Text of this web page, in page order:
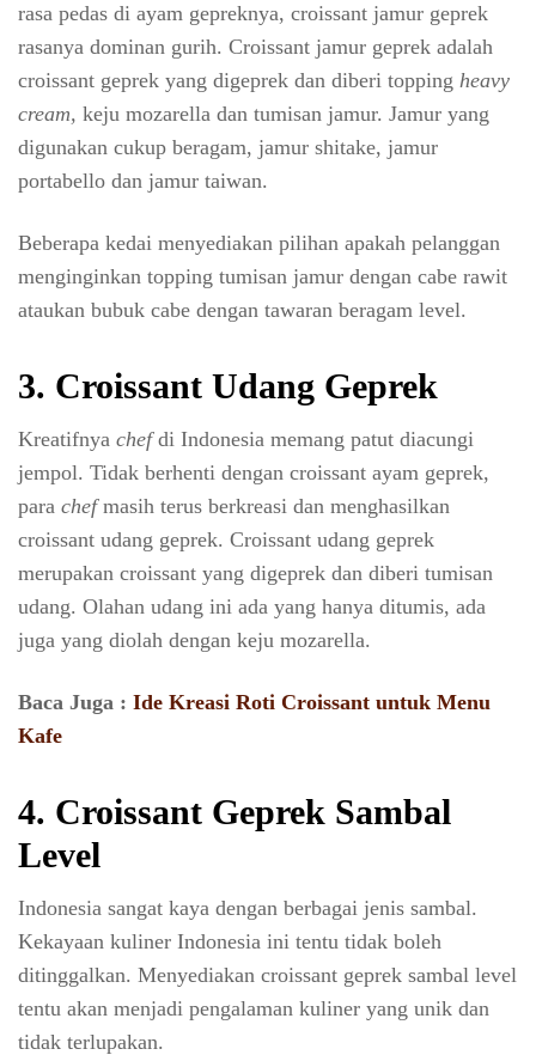
rasa pedas di ayam gepreknya, croissant jamur geprek
rasanya dominan gurih. Croissant jamur geprek adalah
croissant geprek yang digeprek dan diberi topping heavy
cream, keju mozarella dan tumisan jamur. Jamur yang
digunakan cukup beragam, jamur shitake, jamur
portabello dan jamur taiwan.
Beberapa kedai menyediakan pilihan apakah pelanggan
menginginkan topping tumisan jamur dengan cabe rawit
ataukan bubuk cabe dengan tawaran beragam level.
3. Croissant Udang Geprek
Kreatifnya chefdi Indonesia memang patut diacungi
jempol. Tidak berhenti dengan croissant ayam geprek,
para chefmasih terus berkreasi dan menghasilkan
croissant udang geprek. Croissant udang geprek
merupakan croissant yang digeprek dan diberi tumisan
udang. Olahan udang ini ada yang hanya ditumis, ada
juga yang diolah dengan keju mozarella.
Baca Juga : Ide Kreasi Roti Croissant untuk Menu
Kafe
4. Croissant Geprek Sambal
Level
Indonesia sangat kaya dengan berbagai jenis sambal.
Kekayaan kuliner Indonesia ini tentu tidak boleh
ditinggalkan. Menyediakan croissant geprek sambal level
tentu akan menjadi pengalaman kuliner yang unik dan
tidak terlupakan.